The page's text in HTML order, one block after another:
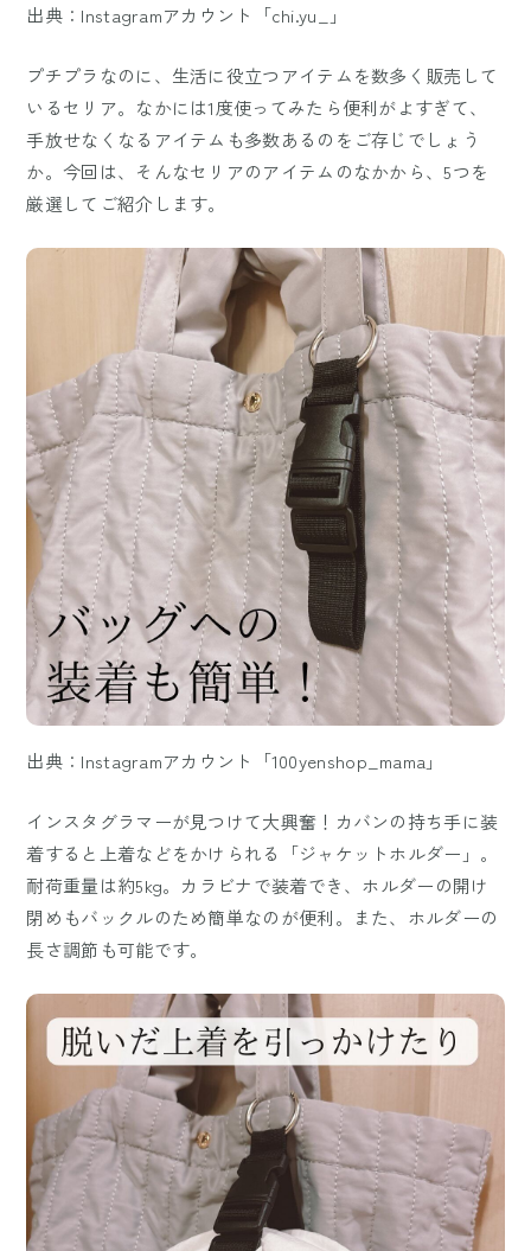
出典：Instagramアカウント「chi.yu_」
プチプラなのに、生活に役立つアイテムを数多く販売して
いるセリア。なかには1度使ってみたら便利がよすぎて、
手放せなくなるアイテムも多数あるのをご存じでしょう
か。今回は、そんなセリアのアイテムのなかから、5つを
厳選してご紹介します。
出典：Instagramアカウント「100yenshop_mama」
インスタグラマーが見つけて大興奮！カバンの持ち手に装
着すると上着などをかけられる「ジャケットホルダー」。
耐荷重量は約5kg。カラビナで装着でき、ホルダーの開け
閉めもバックルのため簡単なのが便利。また、ホルダーの
長さ調節も可能です。